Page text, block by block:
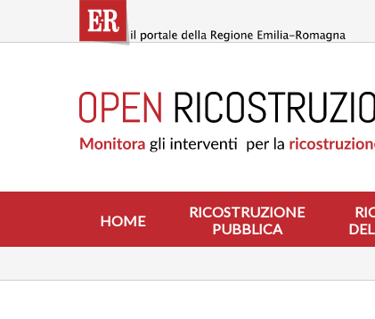
contenuto
RICOSTRUZIONE
PUBBLICA
ABITAZIONI
RICOSTRUZIONE
ATTIVITÀ
HOME
RICOSTRUZIONE
PUBBLICA